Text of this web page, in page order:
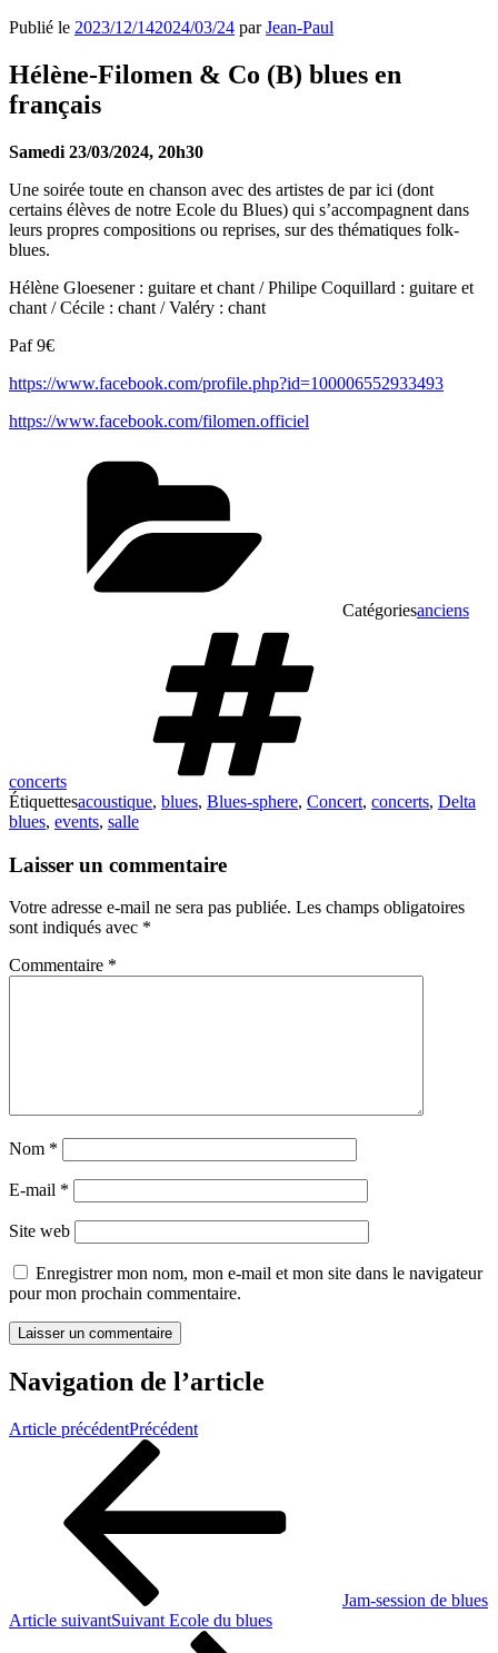
Publié le 2023/12/142024/03/24 parJean-Paul
Hélène-Filomen & Co (B) blues en
français
Samedi 23/03/2024, 20h30
Une soirée toute en chanson avec des artistes de par ici (dont
certains élèves de notre Ecole du Blues) qui s’accompagnent dans
leurs propres compositions ou reprises, sur des thématiques folk-
blues.
Hélène Gloesener : guitare et chant / Philipe Coquillard : guitare et
chant / Cécile : chant / Valéry : chant
Paf 9€
https://www.facebook.com/profile.php?id=100006552933493
https://www.facebook.com/filomen.officiel
Catégoriesanciens
concerts
Étiquettesacoustique, blues, Blues-sphere, Concert, concerts, Delta
blues, events, salle
Laisser un commentaire
Votre adresse e-mail ne sera pas publiée. Les champs obligatoires
sont indiqués avec *
Commentaire *
Nom *
E-mail *
Site web
Enregistrer mon nom, mon e-mail et mon site dans le navigateur
pour mon prochain commentaire.
Navigation de l’article
Article précédentPrécédent
Jam-session de blues
Article suivantSuivant Ecole du blues